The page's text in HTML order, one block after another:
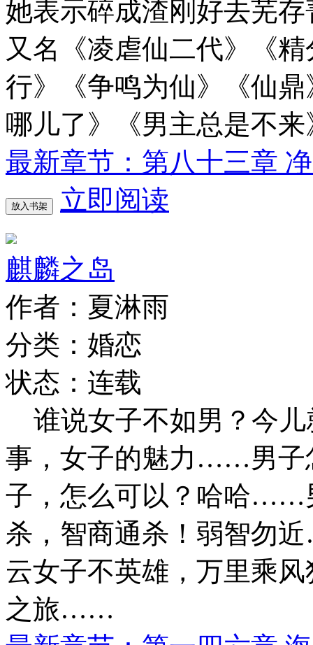
她表示碎成渣刚好去芜
又名《凌虐仙二代》《
行》《争鸣为仙》《仙
哪儿了》《男主总是不
最新章节：第八十三章
放入书架 立即阅读
麒麟之岛
作者：夏淋雨
分类：婚恋
状态：连载
谁说女子不如男？今儿
事，女子的魅力……男
子，怎么可以？哈哈
杀，智商通杀！弱智勿
云女子不英雄，万里乘
之旅……